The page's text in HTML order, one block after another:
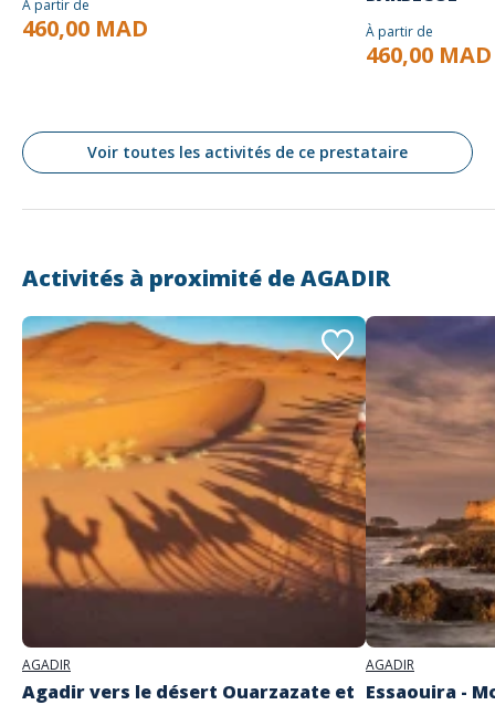
À partir de
460,00 MAD À partir de
460,00 MAD
Voir toutes les activités de ce prestataire
Activités à proximité deAGADIR
AGADIR
Agadir vers le désert Ouarzazate et
AGADIR
Essaouira -